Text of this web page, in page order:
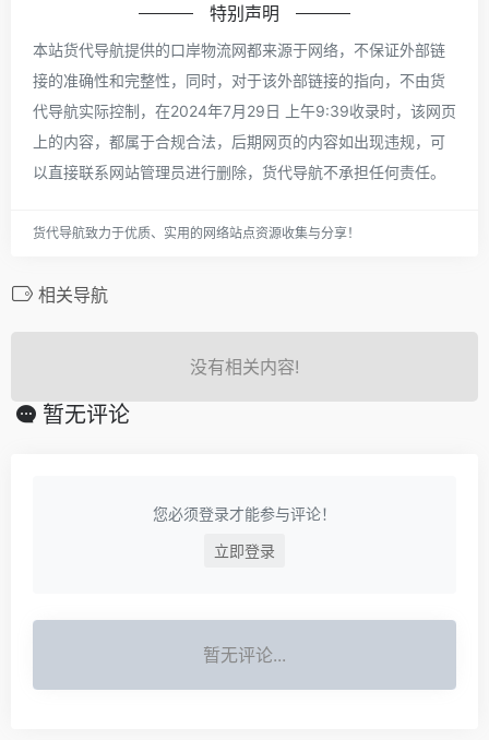
特别声明
本站货代导航提供的口岸物流网都来源于网络，不保证外部链
接的准确性和完整性，同时，对于该外部链接的指向，不由货
代导航实际控制，在2024年7月29日 上午9:39收录时，该网页
上的内容，都属于合规合法，后期网页的内容如出现违规，可
以直接联系网站管理员进行删除，货代导航不承担任何责任。
货代导航致力于优质、实用的网络站点资源收集与分享！
相关导航
没有相关内容!
暂无评论
您必须登录才能参与评论！
立即登录
暂无评论...